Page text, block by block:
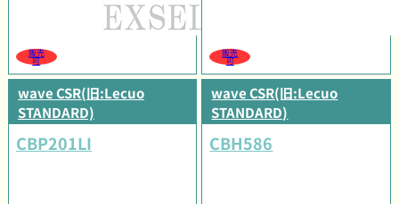
販売
可
販売
可
wave CSR(旧:Lecuo
STANDARD)
CBP201LI
wave CSR(旧:Lecuo
STANDARD)
CBH586